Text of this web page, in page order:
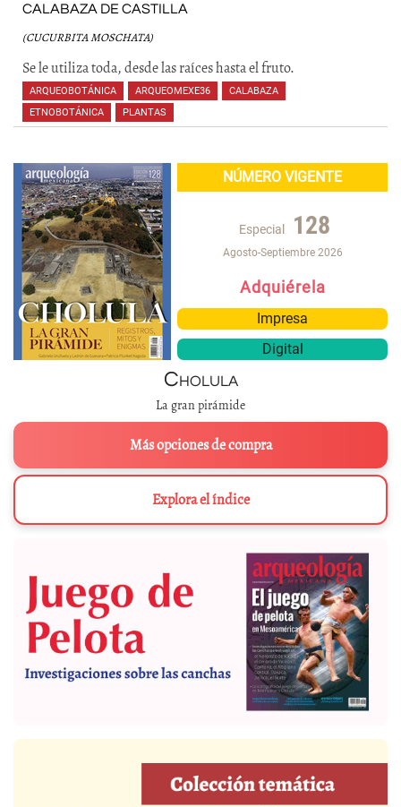
CALABAZA DE CASTILLA
(CUCURBITA MOSCHATA)
Se le utiliza toda, desde las raíces hasta el fruto.
ARQUEOBOTÁNICA ARQUEOMEXE36 CALABAZA
ETNOBOTÁNICA
PLANTAS
NÚMERO VIGENTE
Especial 128
Agosto-Septiembre 2026
Adquiérela
Impresa
Digital
Cholula
La gran pirámide
Más opciones de compra
Explora el índice